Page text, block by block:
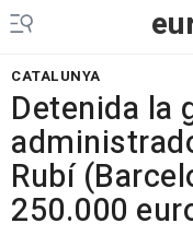
CATALUNYA
Detenida la
Rubí
250.000